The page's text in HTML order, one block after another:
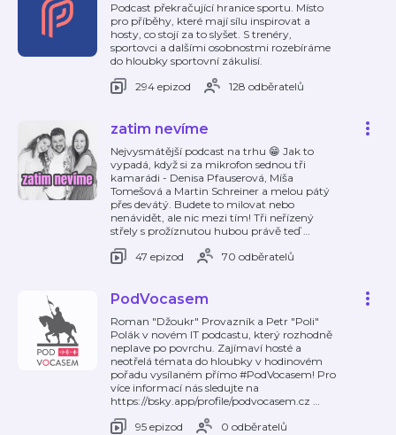
Podcast překračující hranice sportu. Místo
pro příběhy, které mají sílu inspirovat a
hosty, co stojí za to slyšet. S trenéry,
sportovci a dalšími osobnostmi rozebíráme
do hloubky sportovní zákulisí.
294 epizod
128 odběratelů
zatim nevíme
Nejvysmátější podcast na trhu 😁 Jak to
vypadá, když si za mikrofon sednou tři
kamarádi - Denisa Pfauserová, Míša
Tomešová a Martin Schreiner a melou pátý
přes devátý. Budete to milovat nebo
nenávidět, ale nic mezi tím! Tři neřízený
střely s prožíznutou hubou právě teď…
47 epizod
70 odběratelů
PodVocasem
Roman "Džoukr" Provazník a Petr "Poli"
Polák v novém IT podcastu, který rozhodně
neplave po povrchu. Zajímaví hosté a
neotřelá témata do hloubky v hodinovém
pořadu vysílaném přímo #PodVocasem! Pro
více informací nás sledujte na
https://bsky.app/profile/podvocasem.cz …
95 epizod
0 odběratelů